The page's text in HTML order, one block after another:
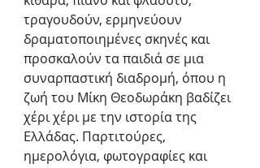
τραγουδούν, ερμηνεύουν
δραματοποιημένες σκηνές και
προσκαλούν τα παιδιά σε μια
συναρπαστική διαδρομή, όπου η
ζωή του Μίκη Θεοδωράκη βαδίζει
χέρι χέρι με την ιστορία της
Ελλάδας. Παρτιτούρες,
ημερολόγια, φωτογραφίες και